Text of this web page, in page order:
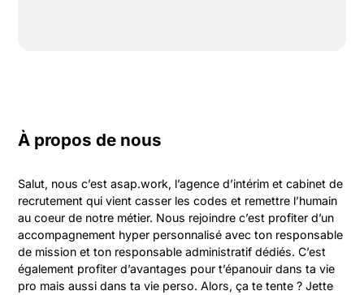
À propos de nous
Salut, nous c’est asap.work, l’agence d’intérim et cabinet de
recrutement qui vient casser les codes et remettre l’humain
au coeur de notre métier. Nous rejoindre c’est profiter d’un
accompagnement hyper personnalisé avec ton responsable
de mission et ton responsable administratif dédiés. C’est
également profiter d’avantages pour t’épanouir dans ta vie
pro mais aussi dans ta vie perso. Alors, ça te tente ? Jette